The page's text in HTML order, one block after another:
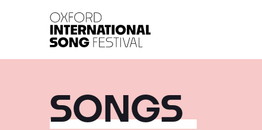
SONGS